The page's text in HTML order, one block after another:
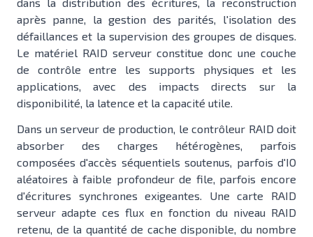
dans la distribution des écritures, la reconstruction
après panne, la gestion des parités, l'isolation des
défaillances et la supervision des groupes de disques.
Le matériel RAID serveur constitue donc une couche
de contrôle entre les supports physiques et les
applications, avec des impacts directs sur la
disponibilité, la latence et la capacité utile.
Dans un serveur de production, le contrôleur RAID doit
absorber des charges hétérogènes, parfois
composées d'accès séquentiels soutenus, parfois d'IO
aléatoires à faible profondeur de file, parfois encore
d'écritures synchrones exigeantes. Une carte RAID
serveur adapte ces flux en fonction du niveau RAID
retenu, de la quantité de cache disponible, du nombre